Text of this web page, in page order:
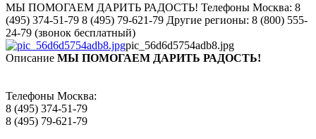
МЫ ПОМОГАЕМ ДАРИТЬ РАДОСТЬ! Телефоны Москва: 8
(495) 374-51-79 8 (495) 79-621-79 Другие регионы: 8 (800) 555-
24-79 (звонок бесплатный)
pic_56d6d5754adb8.jpg
Описание МЫ ПОМОГАЕМ ДАРИТЬ РАДОСТЬ!
Телефоны Москва:
8 (495) 374-51-79
8 (495) 79-621-79